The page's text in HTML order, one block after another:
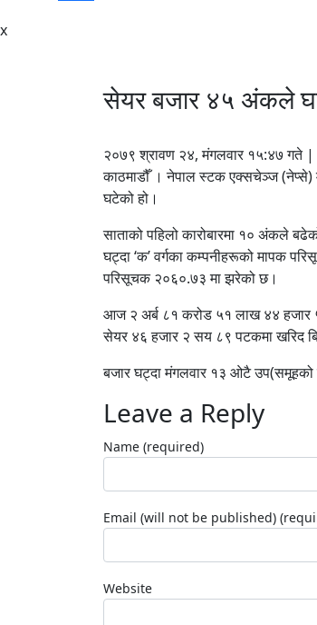
x
सेयर बजार ४५ अंकले
२०७९ श्रावण २४, मंगलवार १५:४७ गते
काठमाडौँ । नेपाल स्टक एक्सचेञ्ज
घटेको हो।
साताको पहिलो कारोबारमा १० अंकले
घट्दा ‘क’ वर्गका कम्पनीहरूको मापक
परिसूचक २०६०.७३ मा झरेको छ।
आज २ अर्ब ८१ करोड ५१ लाख ४४ हजार
सेयर ४६ हजार २ सय ८९ पटकमा खरिद
बजार घट्दा मंगलवार १३ ओटै
Leave a Reply
Name (required)
Email (will not be published)
Website